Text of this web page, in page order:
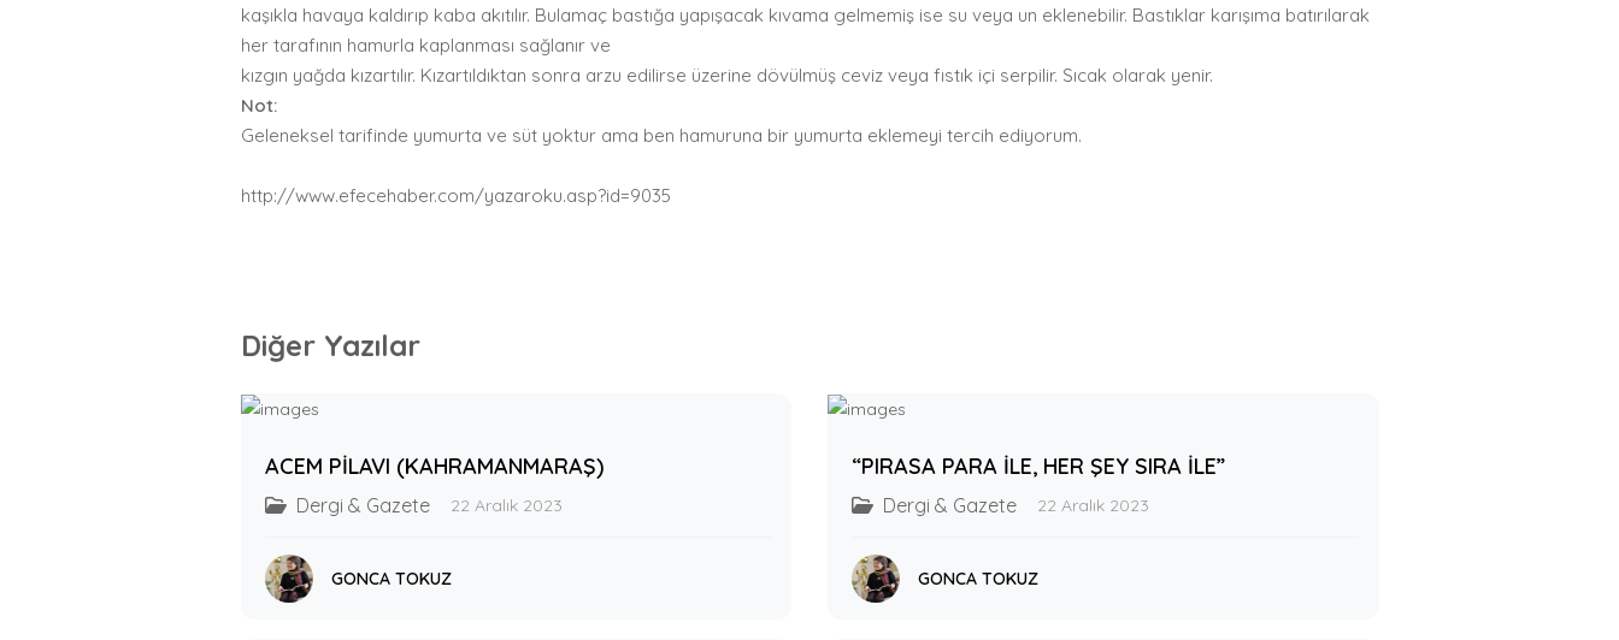
kaşıkla havaya kaldırıp kaba akıtılır. Bulamaç bastığa yapışacak kıvama gelmemiş ise su veya un eklenebilir. Bastıklar karışıma batırılarak
her tarafının hamurla kaplanması sağlanır ve
kızgın yağda kızartılır. Kızartıldıktan sonra arzu edilirse üzerine dövülmüş ceviz veya fıstık içi serpilir. Sıcak olarak yenir.
Not:
Geleneksel tarifinde yumurta ve süt yoktur ama ben hamuruna bir yumurta eklemeyi tercih ediyorum.
http://www.efecehaber.com/yazaroku.asp?id=9035
Diğer Yazılar
ACEM PİLAVI (KAHRAMANMARAŞ)
Dergi & Gazete 22 Aralık 2023
GONCA TOKUZ
“PIRASA PARA İLE, HER ŞEY SIRA İLE”
Dergi & Gazete 22 Aralık 2023
GONCA TOKUZ